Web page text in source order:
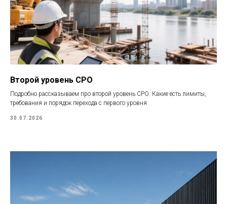
Второй уровень СРО
Подробно рассказываем про второй уровень СРО. Какие есть лимиты,
требования и порядок перехода с первого уровня
30.07.2026